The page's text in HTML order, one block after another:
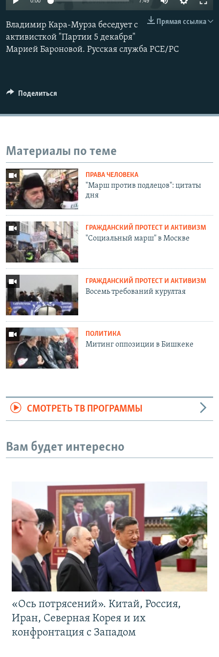
Прямая ссылка
Владимир Кара-Мурза беседует с
активисткой "Партии 5 декабря"
Марией Бароновой. Русская служба РСЕ/РС
Поделиться
Материалы по теме
ПРАВА ЧЕЛОВЕКА
"Марш против подлецов": цитаты
дня
ГРАЖДАНСКИЙ ПРОТЕСТ И АКТИВИЗМ
"Социальный марш" в Москве
ГРАЖДАНСКИЙ ПРОТЕСТ И АКТИВИЗМ
Восемь требований курултая
ПОЛИТИКА
Митинг оппозиции в Бишкеке
СМОТРЕТЬ ТВ ПРОГРАММЫ
Вам будет интересно
«Ось потрясений». Китай, Россия,
Иран, Северная Корея и их
конфронтация с Западом